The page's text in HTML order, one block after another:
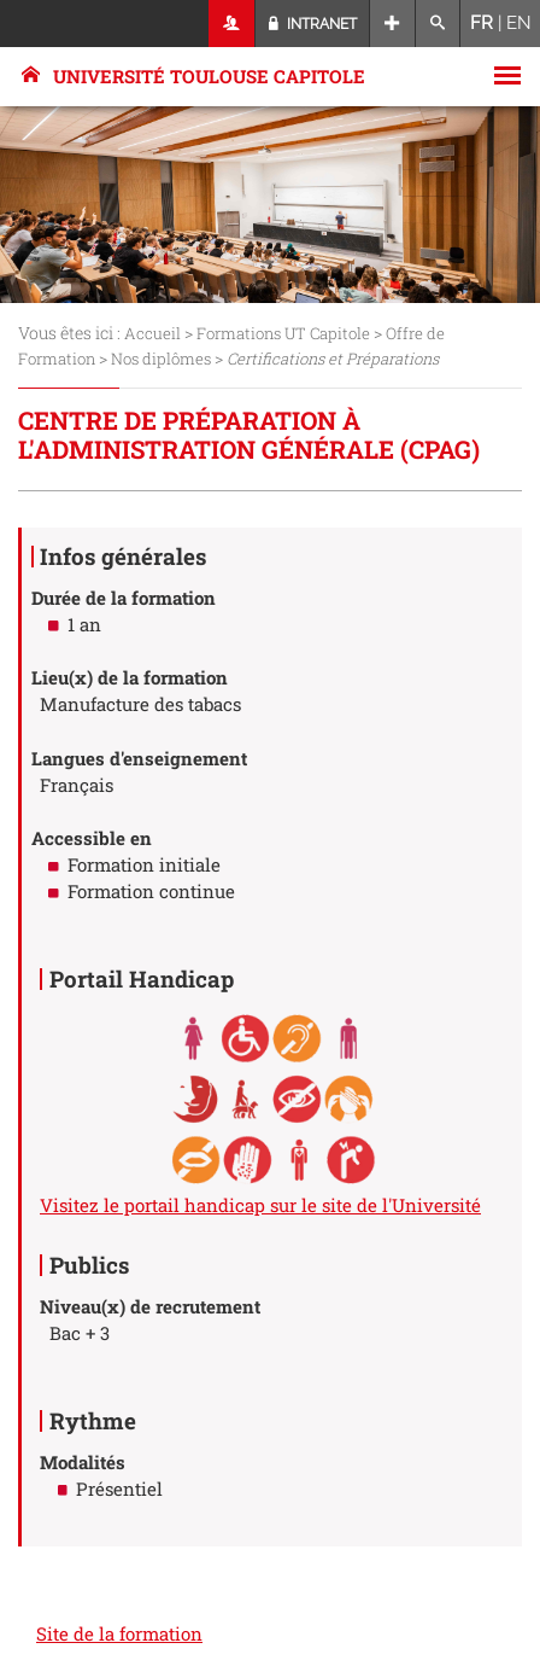
INTRANET FR | EN
UNIVERSITÉ TOULOUSE CAPITOLE
Vous êtes ici : Accueil >Formations UT Capitole >Offre de
Formation >Nos diplômes > Certifications et Préparations
CENTRE DE PRÉPARATION À
L'ADMINISTRATION GÉNÉRALE (CPAG)
Infos générales
Durée de la formation
1 an
Lieu(x) de la formation
Manufacture des tabacs
Langues d'enseignement
Français
Accessible en
Formation initiale
Formation continue
Portail Handicap
Visitez le portail handicap sur le site de l'Université
Publics
Niveau(x) de recrutement
Bac + 3
Rythme
Modalités
Présentiel
Site de la formation